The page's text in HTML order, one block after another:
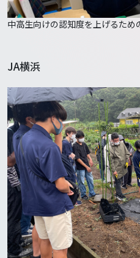
中高生向けの認知度を上げるため
JA横浜